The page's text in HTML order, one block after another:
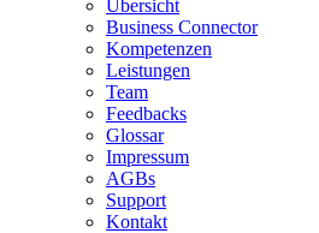
Übersicht
Business Connector
Kompetenzen
Leistungen
Team
Feedbacks
Glossar
Impressum
AGBs
Support
Kontakt